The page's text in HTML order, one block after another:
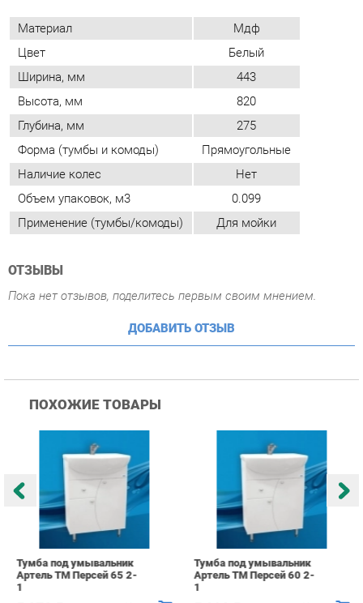
Глубина, мм
275
Форма (тумбы и комоды)
Прямоугольные
Наличие колес
Нет
Объем упаковок, м3
0.099
Применение (тумбы/комоды) Для мойки
ОТЗЫВЫ
Пока нет отзывов, поделитесь первым своим мнением.
ДОБАВИТЬ ОТЗЫВ
ПОХОЖИЕ ТОВАРЫ
Купить
Тумба под умывальник
Артель ТМ Персей 65 2-
5 278 ₽ Купить
Тумба под умывальник
Артель ТМ Персей 60 2-
5 090 ₽
info@bath-ekb.ru +7 (343) 382-20-86
КАТАЛОГ
Коллекции
ИНФОРМАЦИЯ
О проекте